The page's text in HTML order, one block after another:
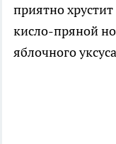
приятно
кисло-пряной
яблочного